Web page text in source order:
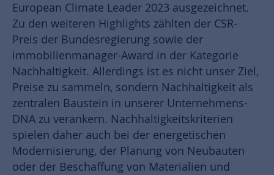
European Climate Leader 2023 ausgezeichnet.
Zu den weiteren Highlights zählten der CSR-
Preis der Bundesregierung sowie der
immobilienmanager-Award in der Kategorie
Nachhaltigkeit. Allerdings ist es nicht unser Ziel,
Preise zu sammeln, sondern Nachhaltigkeit als
zentralen Baustein in unserer Unternehmens-
DNA zu verankern. Nachhaltigkeitskriterien
spielen daher auch bei der energetischen
Modernisierung, der Planung von Neubauten
oder der Beschaffung von Materialien und